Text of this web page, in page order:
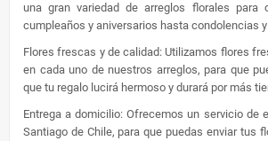
una gran variedad de arreglos florales para
cumpleaños y aniversarios hasta condolencias
Flores frescas y de calidad: Utilizamos flores
en cada uno de nuestros arreglos, para que
que tu regalo lucirá hermoso y durará por más
Entrega a domicilio: Ofrecemos un servicio de
Santiago de Chile, para que puedas enviar tus